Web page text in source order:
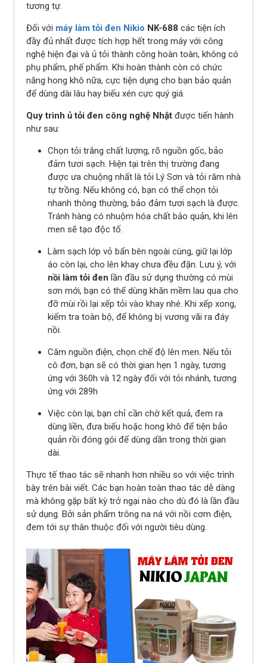
tương tự.
Đối với máy làm tỏi đen Nikio NK-688 các tiện ích
đầy đủ nhất được tích hợp hết trong máy với công
nghệ hiện đại và ủ tỏi thành công hoàn toàn, không có
phụ phẩm, phế phẩm. Khi hoàn thành còn có chức
năng hong khô nữa, cực tiện dụng cho bạn bảo quản
để dùng dài lâu hay biếu xén cực quý giá.
Quy trình ủ tỏi đen công nghệ Nhật được tiến hành
như sau:
Chọn tỏi trắng chất lượng, rõ nguồn gốc, bảo
đảm tươi sạch. Hiện tại trên thị trường đang
được ưa chuộng nhất là tỏi Lý Sơn và tỏi răm nhà
tự trồng. Nếu không có, bạn có thể chọn tỏi
nhanh thông thường, bảo đảm tươi sạch là được.
Tránh hàng có nhuộm hóa chất bảo quản, khi lên
men sẽ tạo độc tố.
Làm sạch lớp vỏ bẩn bên ngoài cùng, giữ lại lớp
áo còn lại, cho lên khay chưa đều đặn. Lưu ý, với
nồi làm tỏi đen lần đầu sử dụng thường có mùi
sơn mới, bạn có thể dùng khăn mềm lau qua cho
đỡ mùi rồi lại xếp tỏi vào khay nhé. Khi xếp xong,
kiểm tra toàn bộ, để không bị vương vãi ra đáy
nồi.
Căm nguồn điện, chọn chế độ lên men. Nếu tỏi
cô đơn, bạn sẽ có thời gian hẹn 1 ngày, tương
ứng với 360h và 12 ngày đối với tỏi nhánh, tương
ứng với 289h
Việc còn lại, bạn chỉ cần chờ kết quả, đem ra
dùng liền, đưa biếu hoặc hong khô để tiện bảo
quản rồi đóng gói để dùng dần trong thời gian
dài.
Thực tế thao tác sẽ nhanh hơn nhiều so với việc trình
bày trên bài viết. Các bạn hoàn toàn thao tác dễ dàng
mà không gặp bất kỳ trở ngại nào cho dù đó là lần đầu
sử dụng. Bởi sản phẩm trông na ná với nồi cơm điện,
đem tới sự thân thuộc đối với người tiêu dùng.